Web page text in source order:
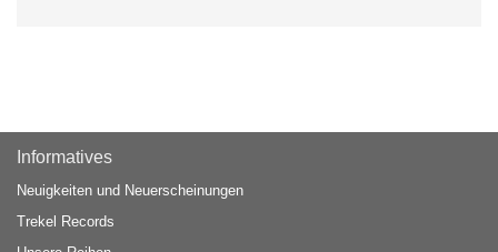
Informatives
Neuigkeiten und Neuerscheinungen
Trekel Records